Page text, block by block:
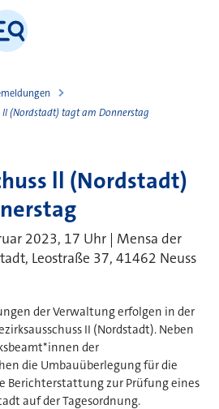
ll (Nordstadt) tagt am Donnerstag
ll (Nordstadt)
2023, 17 Uhr | Mensa der
Leostraße 37, 41462 Neuss
der Verwaltung erfolgen in der
II (Nordstadt). Neben
der
die Umbauüberlegung für die
Berichterstattung zur Prüfung eines
auf der Tagesordnung.